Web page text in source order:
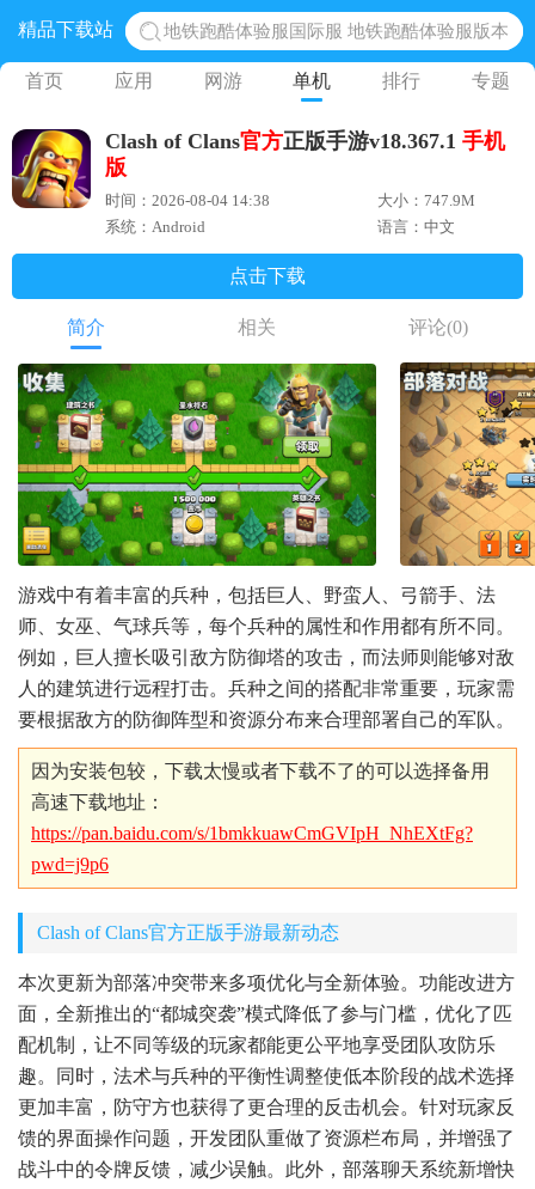
精品下载站
地铁跑酷体验服国际服 地铁跑酷体验服版本
网易光遇手游正版 点亮星空共庆周年
黎明觉醒生机腾讯正版 黎明觉醒生机国际服
蛋仔派对下载 蛋仔派对体验服
首页 应用 网游 单机 排行 专题
Clash of Clans官方正版手游v18.367.1 手机
版
时间：2026-08-04 14:38
大小：747.9M
系统：Android
语言：中文
点击下载
简介 相关 评论(0)
游戏中有着丰富的兵种，包括巨人、野蛮人、弓箭手、法
师、女巫、气球兵等，每个兵种的属性和作用都有所不同。
例如，巨人擅长吸引敌方防御塔的攻击，而法师则能够对敌
人的建筑进行远程打击。兵种之间的搭配非常重要，玩家需
要根据敌方的防御阵型和资源分布来合理部署自己的军队。
因为安装包较，下载太慢或者下载不了的可以选择备用
高速下载地址：
https://pan.baidu.com/s/1bmkkuawCmGVIpH_NhEXtFg?
pwd=j9p6
Clash of Clans官方正版手游最新动态
本次更新为部落冲突带来多项优化与全新体验。功能改进方
面，全新推出的“都城突袭”模式降低了参与门槛，优化了匹
配机制，让不同等级的玩家都能更公平地享受团队攻防乐
趣。同时，法术与兵种的平衡性调整使低本阶段的战术选择
更加丰富，防守方也获得了更合理的反击机会。针对玩家反
馈的界面操作问题，开发团队重做了资源栏布局，并增强了
战斗中的令牌反馈，减少误触。此外，部落聊天系统新增快